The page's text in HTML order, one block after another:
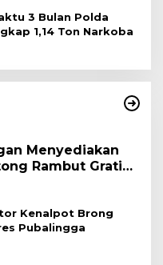
3 Bulan Polda
1,14 Ton Narkoba
Menyediakan
Rambut Gratis
Kenalpot Brong
Pubalingga